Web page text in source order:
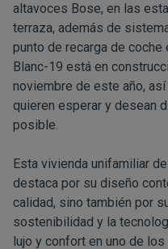
altavoces Bose, en las
terraza, además de
punto de recarga de
Blanc-19 está en
noviembre de este año,
quieren esperar y desean
posible.
Esta vivienda unifamiliar
destaca por su diseño
calidad, sino también por
sostenibilidad y la
lujo y confort en uno de